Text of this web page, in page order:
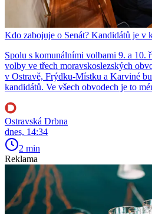
Kdo zabojuje o Senát? Kandidátů je v
Spolu s komunálními volbami 9. a 10.
volby ve třech moravskoslezských
v Ostravě, Frýdku-Místku a Karviné
kandidátů. Ve všech obvodech je to
Ostravská Drbna
dnes, 14:34
2 min
Reklama